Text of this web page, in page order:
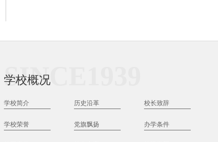
SINCE1939
学校概况
学校简介 历史沿革 校长致辞
学校荣誉 党旗飘扬 办学条件